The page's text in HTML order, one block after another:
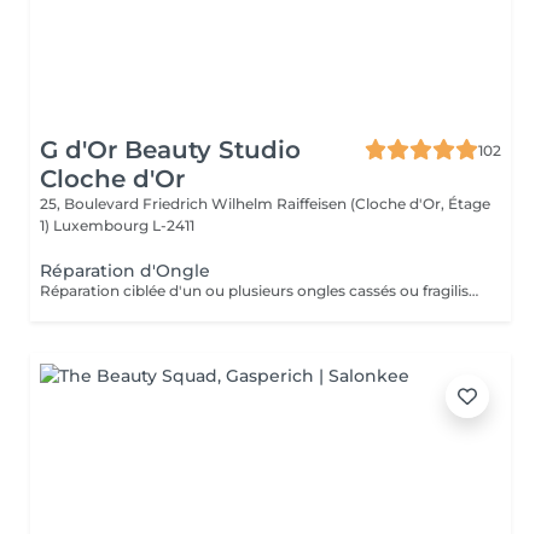
G d'Or Beauty Studio
Cloche d'Or
102
25, Boulevard Friedrich Wilhelm Raiffeisen (Cloche d'Or, Étage
1) Luxembourg L-2411
Réparation d'Ongle
Réparation ciblée d'un ou plusieurs ongles cassés ou fragilisés à l'aide de Gel. Prestation complémentaire à un service en Gel.